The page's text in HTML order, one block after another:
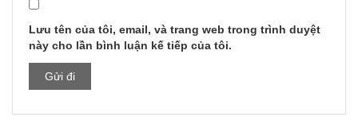
Lưu tên của tôi, email, và trang web trong trình duyệt
này cho lần bình luận kế tiếp của tôi.